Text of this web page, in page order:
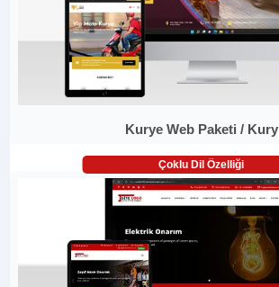
Kurye Web Paketi / Kury
Çoklu Dil Özelliği